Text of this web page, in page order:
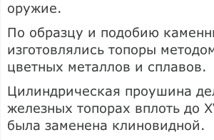
оружие.
По образцу и подобию
изготовлялись топоры
цветных металлов и сплавов.
Цилиндрическая проушина
железных топорах вплоть до
была заменена клиновидной.